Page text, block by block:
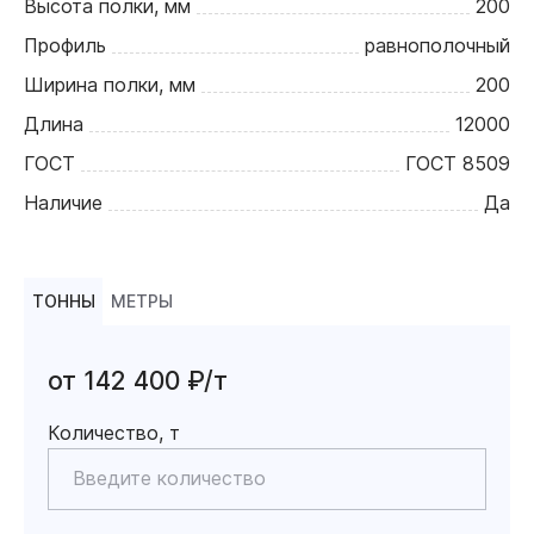
Высота полки, мм
200
Профиль
равнополочный
Ширина полки, мм
200
Длина
12000
ГОСТ
ГОСТ 8509
Наличие
Да
ТОННЫ МЕТРЫ
от 142 400 ₽/т
Количество, т